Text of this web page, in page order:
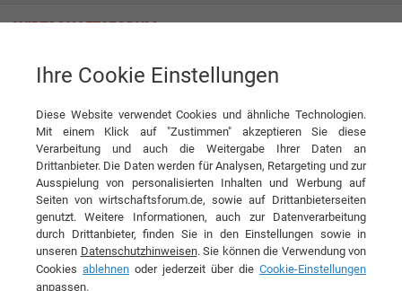
Kühner GmbH
KONTAKT
Ihre Cookie Einstellungen
Diese Website verwendet Cookies und ähnliche Technologien.
Mit einem Klick auf "Zustimmen" akzeptieren Sie diese
Verarbeitung und auch die Weitergabe Ihrer Daten an
Drittanbieter. Die Daten werden für Analysen, Retargeting und zur
Ausspielung von personalisierten Inhalten und Werbung auf
Seiten von wirtschaftsforum.de, sowie auf Drittanbieterseiten
genutzt. Weitere Informationen, auch zur Datenverarbeitung
durch Drittanbieter, finden Sie in den Einstellungen sowie in
unseren Datenschutzhinweisen. Sie können die Verwendung von
Cookies ablehnen oder jederzeit über die Cookie-Einstellungen
anpassen.